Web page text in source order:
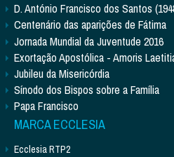
D. António Francisco dos Santos
Centenário das aparições de Fátima
Jornada Mundial da Juventude 2016
Exortação Apostólica - Amoris
Jubileu da Misericórdia
Sínodo dos Bispos sobre a Família
Papa Francisco
MARCA ECCLESIA
Ecclesia RTP2